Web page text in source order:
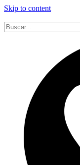
Skip to content